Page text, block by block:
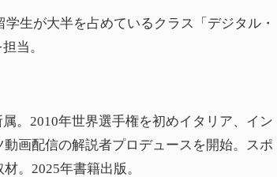
生が大半を占めているクラス「デジタル・
当。
。2010年世界選手権を初めイタリア、イン
画配信の解説者プロデュースを開始。スポ
。2025年書籍出版。